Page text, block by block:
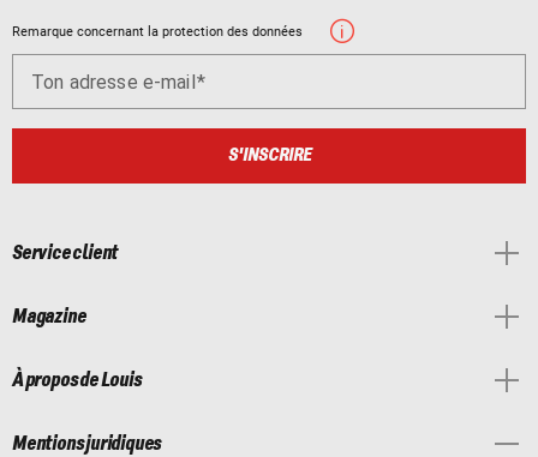
Remarque concernant la protection des données
Ton adresse e-mail
S'INSCRIRE
Service client
Magazine
À propos de Louis
Mentions juridiques